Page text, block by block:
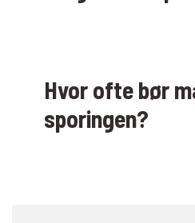
Hvor ofte bør
sporingen?